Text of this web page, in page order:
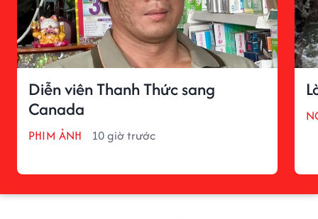
Diễn viên Thanh Thức sang
Canada
PHIM ẢNH 10 giờ trước